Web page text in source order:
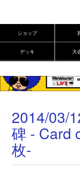
ショップ
デッキ 大
2014/03/
碑 - Card
枚-